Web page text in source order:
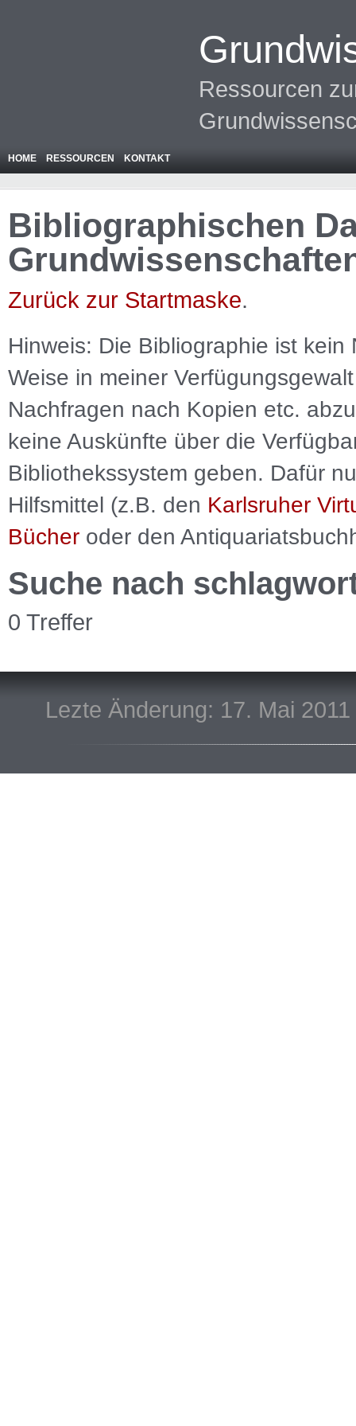
Ressourcen
HOME RESSOURCEN KONTAKT
Bibliographischen
Zurück zur Startmaske.
Hinweis: Die Bibliographie ist kein
Weise in meiner
Nachfragen nach Kopien etc.
keine Auskünfte über die
Bibliothekssystem geben. Dafür
Hilfsmittel (z.B. den Karlsruher
Bücher oder den
Suche nach
0 Treffer
Lezte Änderung: 17. Mai